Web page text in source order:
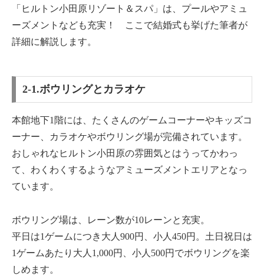
「ヒルトン小田原リゾート＆スパ」は、プールやアミュ
ーズメントなども充実！ ここで結婚式も挙げた筆者が
詳細に解説します。
2-1.ボウリングとカラオケ
本館地下1階には、たくさんのゲームコーナーやキッズコ
ーナー、カラオケやボウリング場が完備されています。
おしゃれなヒルトン小田原の雰囲気とはうってかわっ
て、わくわくするようなアミューズメントエリアとなっ
ています。
ボウリング場は、レーン数が10レーンと充実。
平日は1ゲームにつき大人900円、小人450円。土日祝日は
1ゲームあたり大人1,000円、小人500円でボウリングを楽
しめます。